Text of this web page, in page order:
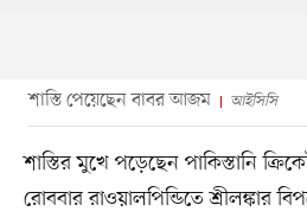
শাস্তি পেয়েছেন বাবর আজম আইসিসি
শাস্তির মুখে পড়েছেন পাকিস্তানি
রোববার রাওয়ালপিন্ডিতে শ্রীলঙ্কার